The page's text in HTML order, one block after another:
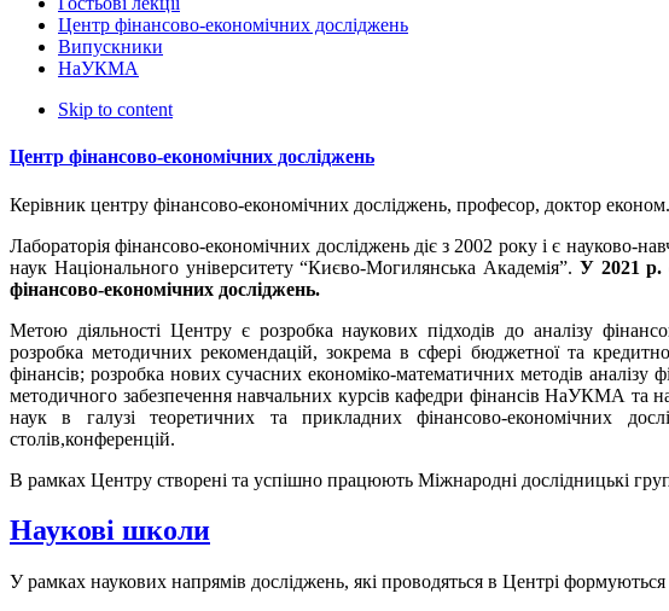
Центр фінансово-економічних досліджень
Випускники
НаУКМА
Skip to content
Центр фінансово-економічних досліджень
Керівник центру фінансово-економічних досліджень, професор, доктор
Лабораторія фінансово-економічних досліджень діє з 2002 року і є науково-
наук Національного університету “Києво-Могилянська Академія”. У 2021 р.
фінансово-економічних досліджень.
Метою діяльності Центру є розробка наукових підходів до аналізу
розробка методичних рекомендацій, зокрема в сфері бюджетної та
фінансів; розробка нових сучасних економіко-математичних методів
методичного забезпечення навчальних курсів кафедри фінансів НаУКМА та
наук в галузі теоретичних та прикладних фінансово-економічних
столів,конференцій.
В рамках Центру створені та успішно працюють Міжнародні дослідницькі
Наукові школи
У рамках наукових напрямів досліджень, які проводяться в Центрі формуються